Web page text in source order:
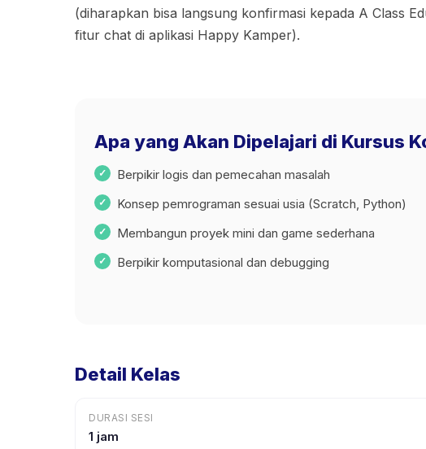
(diharapkan bisa langsung konfirmasi kepada A Class
fitur chat di aplikasi Happy Kamper).
Apa yang Akan Dipelajari di Kursus
Berpikir logis dan pemecahan masalah
Konsep pemrograman sesuai usia (Scratch, Python)
Membangun proyek mini dan game sederhana
Berpikir komputasional dan debugging
Detail Kelas
DURASI SESI
1 jam